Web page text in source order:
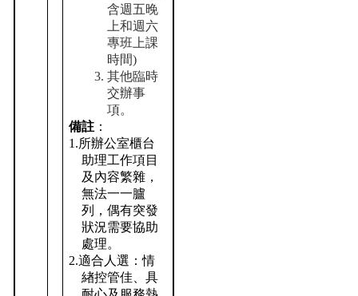
含週五晚
上和週六
專班上課
時間)
其他臨時
交辦事
項。
備註：
1.所辦公室櫃台
助理工作項目
及內容繁雜，
無法一一臚
列，偶有突發
狀況需要協助
處理。
2.適合人選：情
緖控管佳、具